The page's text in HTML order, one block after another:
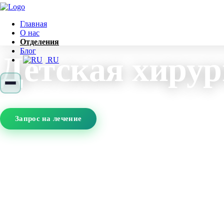
Главная
О нас
Отделения
Блог
RU
Детская
Запрос на лечение